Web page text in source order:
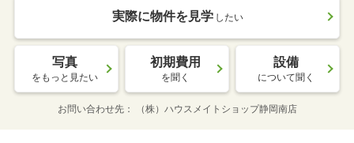
実際に物件を見学 したい
写真
をもっと見たい
初期費用
を聞く
設備
について聞く
お問い合わせ先 （株）ハウスメイトショップ静岡南店